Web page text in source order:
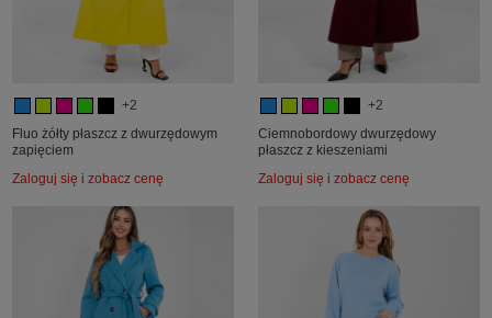
+2
Fluo żółty płaszcz z dwurzędowym
zapięciem
Zaloguj się i zobacz cenę
+2
Ciemnobordowy dwurzędowy
płaszcz z kieszeniami
Zaloguj się i zobacz cenę